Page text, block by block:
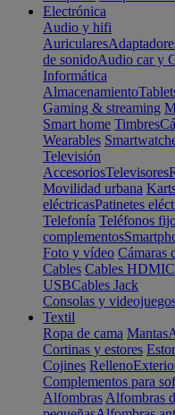
Electrónica
Audio y hifi
Auriculares
de sonidoAudio car y
Informática
Almacenamiento
Gaming & streaming
Smart home Timbres
Wearables
Televisión
AccesoriosTelevisores
Movilidad urbana
eléctricasPatinetes
Telefonía Teléfonos
complementos
Foto y vídeo Cámaras
Cables Cables HDMI
USBCables Jack
Consolas y
Textil
Ropa de cama Mantas
Cortinas y estores
Cojines Relleno
Complementos para
Alfombras Alfombras